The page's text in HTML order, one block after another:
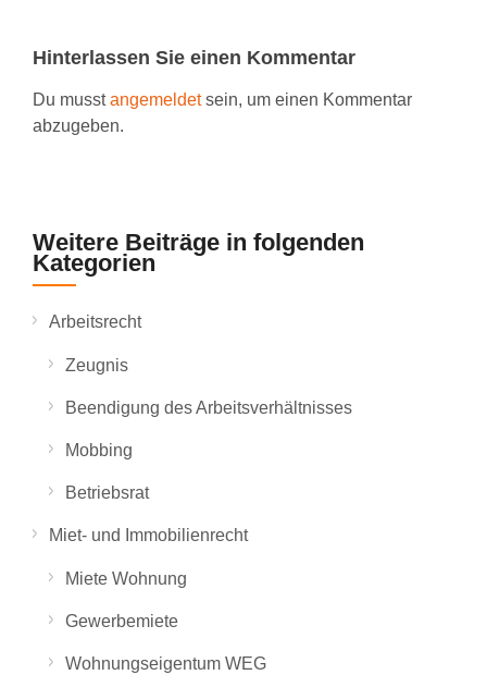
Hinterlassen Sie einen Kommentar
Du musstangemeldetsein, um einen Kommentar
abzugeben.
Weitere Beiträge in folgenden
Kategorien
Arbeitsrecht
Zeugnis
Beendigung des Arbeitsverhältnisses
Mobbing
Betriebsrat
Miet- und Immobilienrecht
Miete Wohnung
Gewerbemiete
Wohnungseigentum WEG